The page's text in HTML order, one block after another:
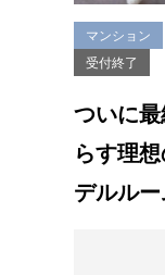
マンション
受付終了
ついに
らす理
デルルー